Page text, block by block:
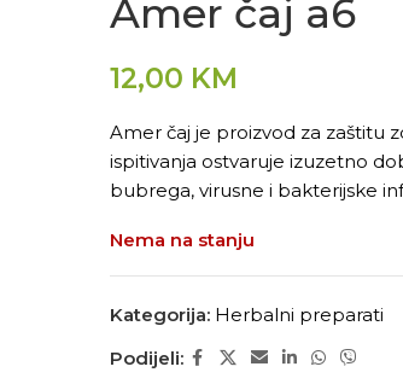
Amer čaj a6
12,00 KM
Amer čaj je proizvod za zaštitu
ispitivanja ostvaruje izuzetno
bubrega, virusne i bakterijske
Nema na stanju
Kategorija: Herbalni preparati
Podijeli: